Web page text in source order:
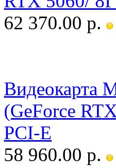
62 370.00 р.
Видеокарта
(GeForce
PCI-E
58 960.00 р.